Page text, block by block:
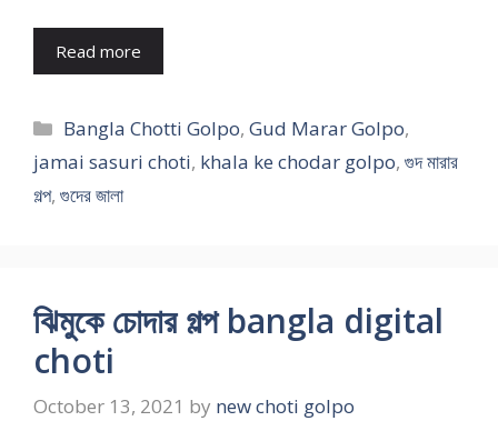
Read more
Categories
Bangla Chotti Golpo,Gud Marar Golpo,
jamai sasuri choti, khala ke chodar golpo, গুদ মারার
গল্প, গুদের জালা
ঝিমুকে চোদার গল্প bangla digital
choti
October 13, 2021 by new choti golpo